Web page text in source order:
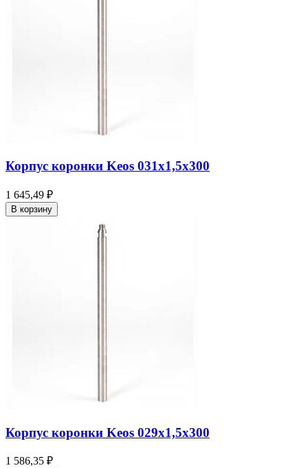
Корпус коронки Keos 031x1,5x300
1 645,49 ₽
В корзину
Корпус коронки Keos 029x1,5x300
1 586,35 ₽